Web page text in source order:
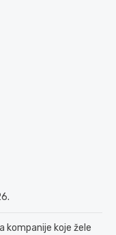
kompanije koje žele